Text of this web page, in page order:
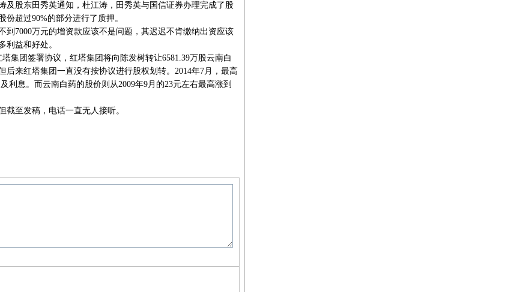
股东田秀英通知，杜江涛，田秀英与国信证券办理完成了股
超过90%的部分进行了质押。
7000万元的增资款应该不是问题，其迟迟不肯缴纳出资应该
利益和好处。
团签署协议，红塔集团将向陈发树转让6581.39万股云南白
后来红塔集团一直没有按协议进行股权划转。2014年7月，最高
利息。而云南白药的股价则从2009年9月的23元左右最高涨到
至发稿，电话一直无人接听。